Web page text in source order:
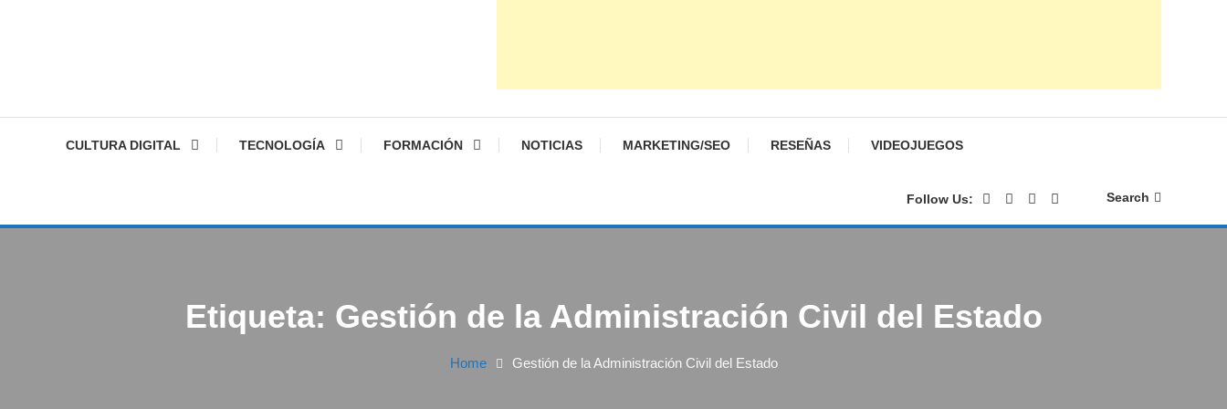
CULTURA DIGITAL TECNOLOGÍA FORMACIÓN NOTICIAS MARKETING/SEO RESEÑAS VIDEOJUEGOS
Follow Us: Search
Etiqueta: Gestión de la Administración Civil del Estado
Home Gestión de la Administración Civil del Estado